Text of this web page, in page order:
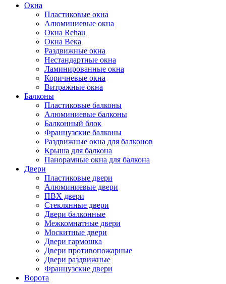
Окна
Пластиковые окна
Алюминиевые окна
Окна Rehau
Окна Века
Раздвижные окна
Нестандартные окна
Ламинированные окна
Коричневые окна
Витражные окна
Балконы
Пластиковые балконы
Алюминиевые балконы
Балконный блок
Французские балконы
Раздвижные окна для балконов
Крыша для балкона
Панорамные окна для балкона
Двери
Пластиковые двери
Алюминиевые двери
ПВХ двери
Стеклянные двери
Двери балконные
Межкомнатные двери
Москитные двери
Двери гармошка
Двери противопожарные
Двери раздвижные
Французские двери
Ворота